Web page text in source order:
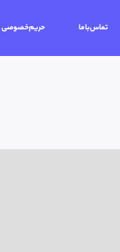
تماس‌باما حریم‌خصوصی